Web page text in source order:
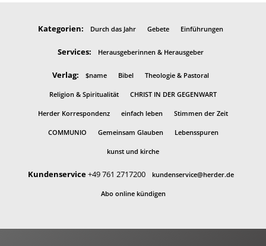
Kategorien: Durch das Jahr Gebete Einführungen
Services: Herausgeberinnen & Herausgeber
Verlag: $name Bibel Theologie & Pastoral
Religion & Spiritualität CHRIST IN DER GEGENWART
Herder Korrespondenz einfach leben Stimmen der Zeit
COMMUNIO Gemeinsam Glauben Lebensspuren
kunst und kirche
Kundenservice+49 761 2717200 kundenservice@herder.de
Abo online kündigen